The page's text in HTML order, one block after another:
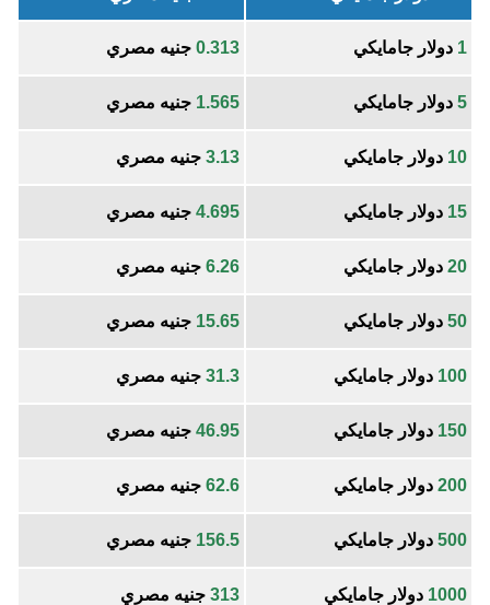
1 دولار جامايكي 0.313 جنيه مصري
5 دولار جامايكي 1.565 جنيه مصري
10 دولار جامايكي 3.13 جنيه مصري
15 دولار جامايكي 4.695 جنيه مصري
20 دولار جامايكي 6.26 جنيه مصري
50 دولار جامايكي 15.65 جنيه مصري
100 دولار جامايكي 31.3 جنيه مصري
150 دولار جامايكي 46.95 جنيه مصري
200 دولار جامايكي 62.6 جنيه مصري
500 دولار جامايكي 156.5 جنيه مصري
1000 دولار جامايكي 313 جنيه مصري